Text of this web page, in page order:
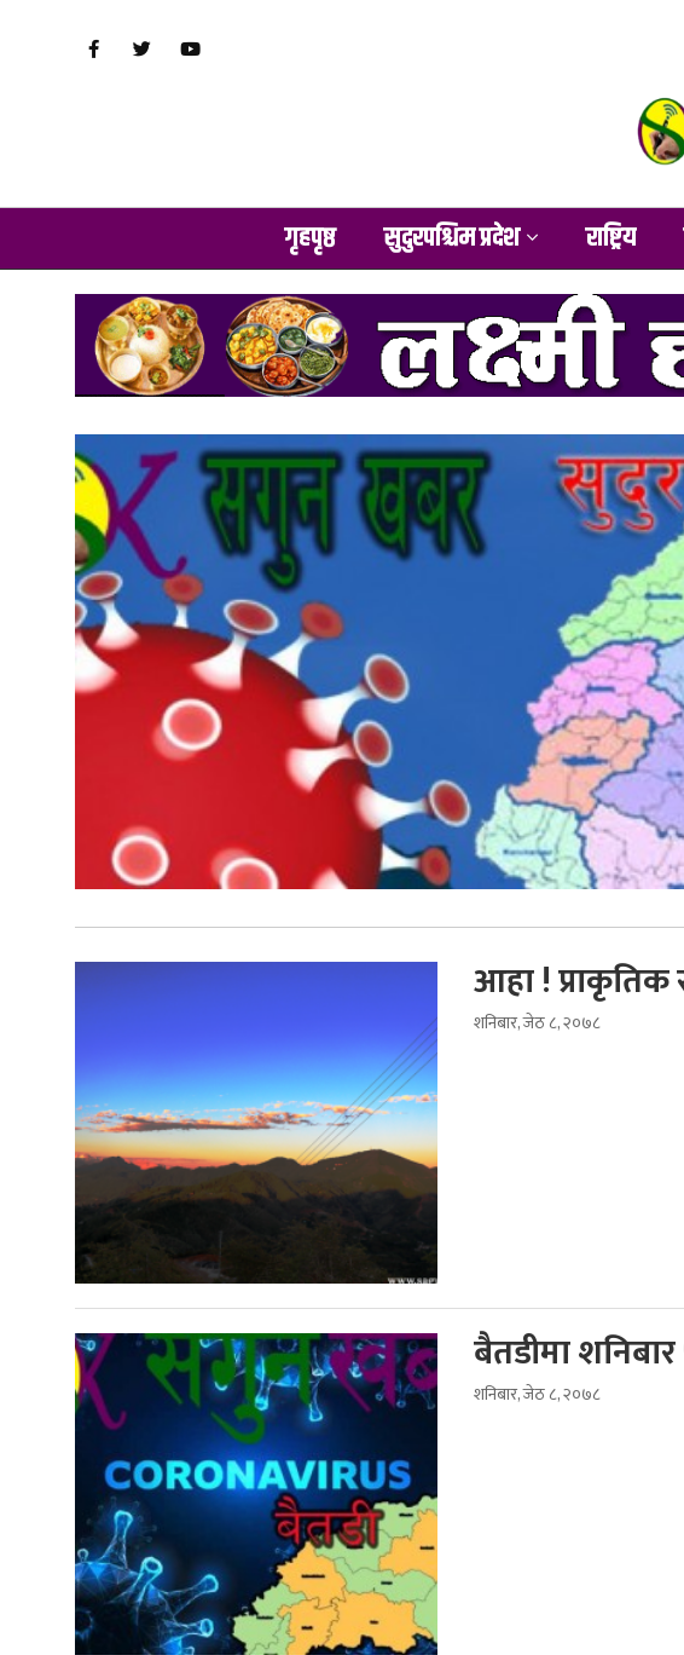
गृहपृष्ठ सुदुरपश्चिम प्रदेश राष्ट्रिय
आहा ! प्राकृतिक
शनिबार, जेठ ८, २०७८
बैतडीमा
शनिबार, जेठ ८, २०७८